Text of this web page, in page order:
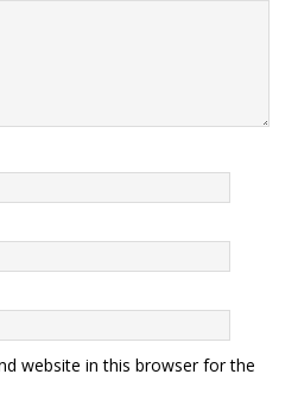
website in this browser for the